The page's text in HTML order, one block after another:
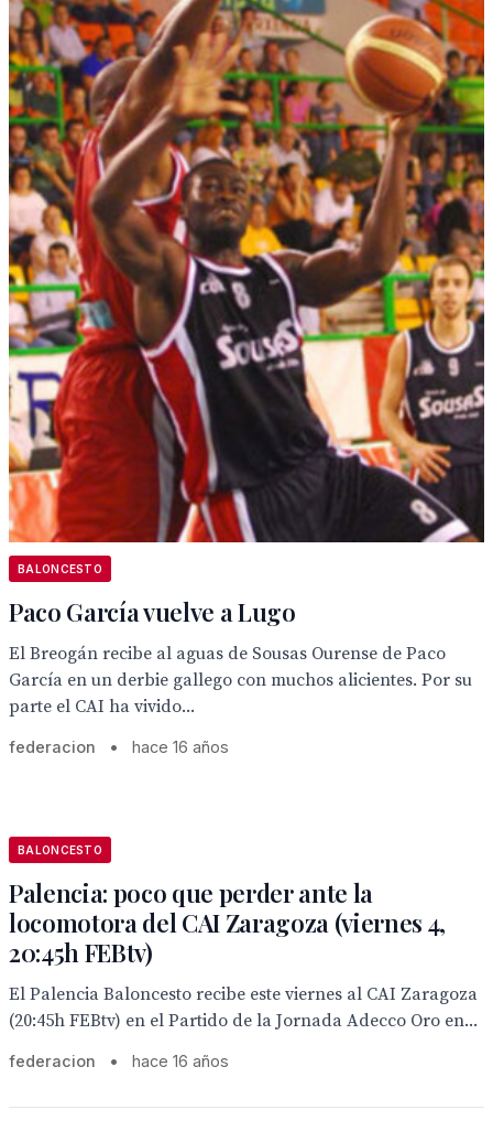
BALONCESTO
Paco García vuelve a Lugo
El Breogán recibe al aguas de Sousas Ourense de Paco
García en un derbie gallego con muchos alicientes. Por su
parte el CAI ha vivido...
federacion • hace 16 años
BALONCESTO
Palencia: poco que perder ante la
locomotora del CAI Zaragoza (viernes 4,
20:45h FEBtv)
El Palencia Baloncesto recibe este viernes al CAI Zaragoza
(20:45h FEBtv) en el Partido de la Jornada Adecco Oro en...
federacion • hace 16 años